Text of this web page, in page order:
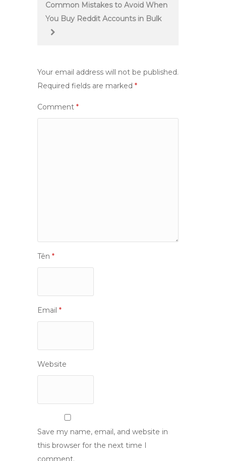
Common Mistakes to Avoid When
You Buy Reddit Accounts in Bulk
Your email address will not be published.
Required fields are marked *
Comment *
Tên *
Email *
Website
Save my name, email, and website in
this browser for the next time I
comment.